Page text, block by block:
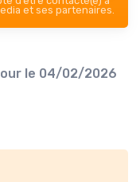
et ses partenaires.
le 04/02/2026